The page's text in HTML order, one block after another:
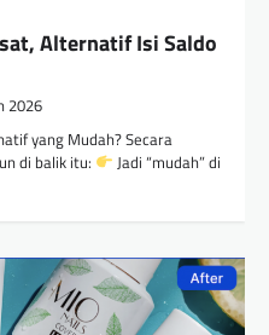
Alternatif Isi Saldo
2026
yang Mudah? Secara
di balik itu:
Jadi “mudah” di